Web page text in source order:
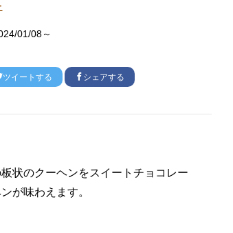
01/08～
ツイートする シェアする
状のクーヘンをスイートチョコレー
が味わえます。